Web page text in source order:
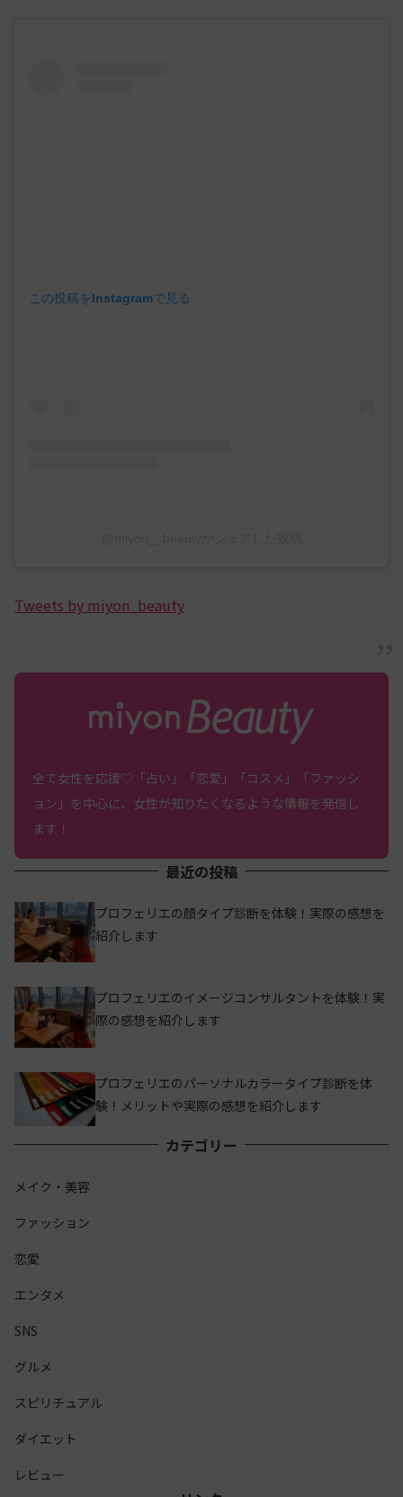
この投稿をInstagramで見る
Tweets by miyon_beauty
全て女性を応援♡「占い」「恋愛」「コスメ」「ファッシ
ョン」を中心に、女性が知りたくなるような情報を発信し
ます！
最近の投稿
プロフェリエの顔タイプ診断を体験！実際の感想を
紹介します
プロフェリエのイメージコンサルタントを体験！実
際の感想を紹介します
プロフェリエのパーソナルカラータイプ診断を体
験！メリットや実際の感想を紹介します
カテゴリー
メイク・美容
ファッション
恋愛
エンタメ
SNS
グルメ
スピリチュアル
ダイエット
レビュー